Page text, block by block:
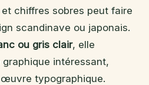
chiffres sobres peut faire
scandinave ou japonais.
ou gris clair, elle
intéressant,
typographique.